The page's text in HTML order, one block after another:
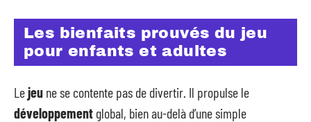
Les bienfaits prouvés du jeu
pour enfants et adultes
Lejeu ne se contente pas de divertir. Il propulse le
développement global, bien au-delà d’une simple